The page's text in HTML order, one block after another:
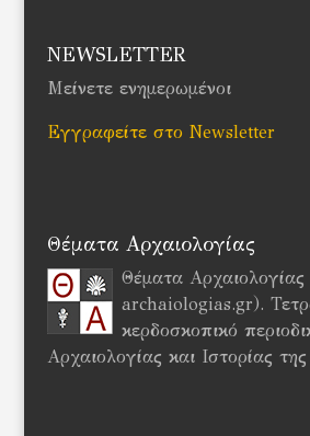
NEWSLETTER
Μείνετε ενημερωμένοι
Εγγραφείτε στο Newsletter
Θέματα Αρχαιολογίας
Θέματα
archaiologias.gr).
κερδοσκοπικό
Αρχαιολογίας και Ιστορίας